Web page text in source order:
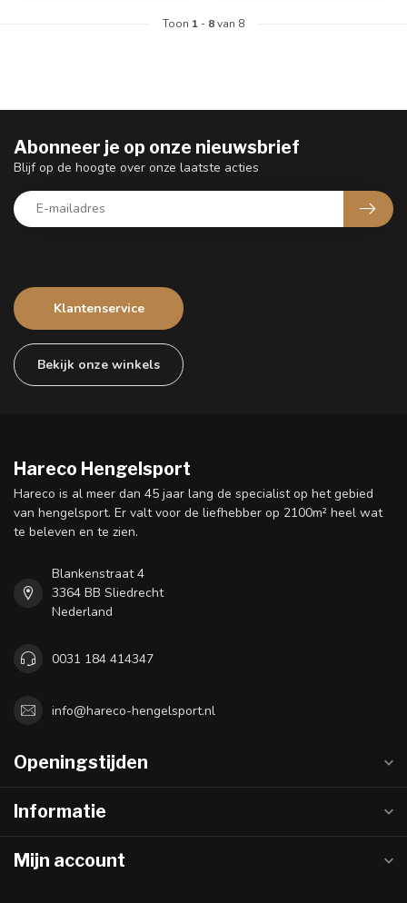
Toon 1 - 8van 8
Klantenservice
Bekijk onze winkels
Abonneer je op onze nieuwsbrief
Blijf op de hoogte over onze laatste acties
Hareco Hengelsport
Hareco is al meer dan 45 jaar lang de specialist op het gebied
van hengelsport. Er valt voor de liefhebber op 2100m² heel wat
te beleven en te zien.
Blankenstraat 4
3364 BB Sliedrecht
Nederland
0031 184 414347
info@hareco-hengelsport.nl
Openingstijden
Informatie
Mijn account